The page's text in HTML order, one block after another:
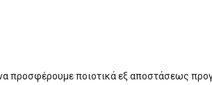
προσφέρουμε ποιοτικά εξ αποστάσεως